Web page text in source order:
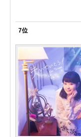
7位